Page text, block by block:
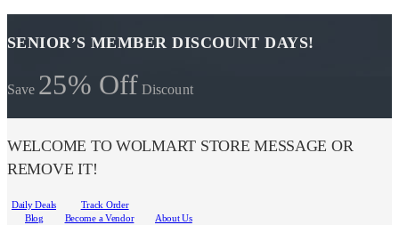
SENIOR’S MEMBER DISCOUNT DAYS!
Save 25% Off Discount
WELCOME TO WOLMART STORE MESSAGE OR
REMOVE IT!
Daily Deals
Track Order
Blog
Become a Vendor
About Us